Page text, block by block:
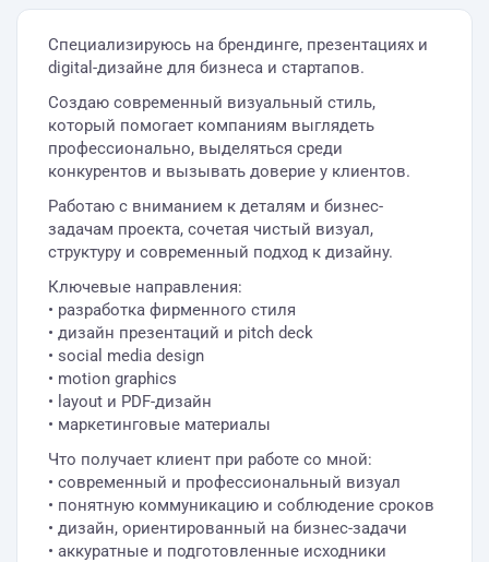
Специализируюсь на брендинге, презентациях и
digital-дизайне для бизнеса и стартапов.
Создаю современный визуальный стиль,
который помогает компаниям выглядеть
профессионально, выделяться среди
конкурентов и вызывать доверие у клиентов.
Работаю с вниманием к деталям и бизнес-
задачам проекта, сочетая чистый визуал,
структуру и современный подход к дизайну.
Ключевые направления:
• разработка фирменного стиля
• дизайн презентаций и pitch deck
• social media design
• motion graphics
• layout и PDF-дизайн
• маркетинговые материалы
Что получает клиент при работе со мной:
• современный и профессиональный визуал
• понятную коммуникацию и соблюдение сроков
• дизайн, ориентированный на бизнес-задачи
• аккуратные и подготовленные исходники